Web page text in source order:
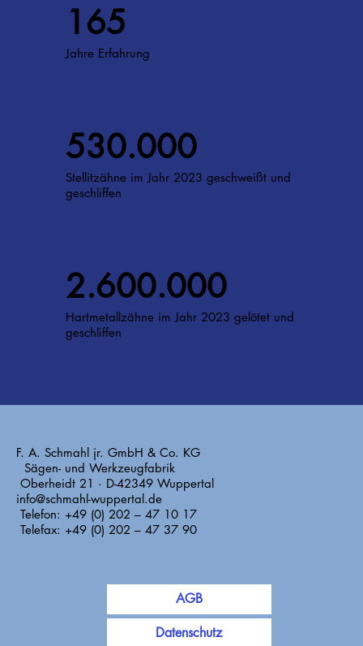
165
Jahre Erfahrung
530.000
Stellitzähne im Jahr 2023 geschweißt und
geschliffen
2.600.000
Hartmetallzähne im Jahr 2023 gelötet und
geschliffen
AGB
Datenschutz
F. A. Schmahl jr. GmbH & Co. KG
Sägen- und Werkzeugfabrik
Oberheidt 21 · D-42349 Wuppertal
info@schmahl-wuppertal.de
Telefon: +49 (0) 202 – 47 10 17
Telefax: +49 (0) 202 – 47 37 90